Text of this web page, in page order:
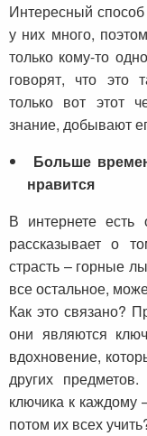
Интересный
у них много,
только кому-то
говорят, что это
только вот этот
знание, добывают
Больше
нравится
В интернете есть
рассказывает о
страсть – горные
все остальное,
Как это связано?
они являются
вдохновение,
других
ключика к каждому
потом их всех